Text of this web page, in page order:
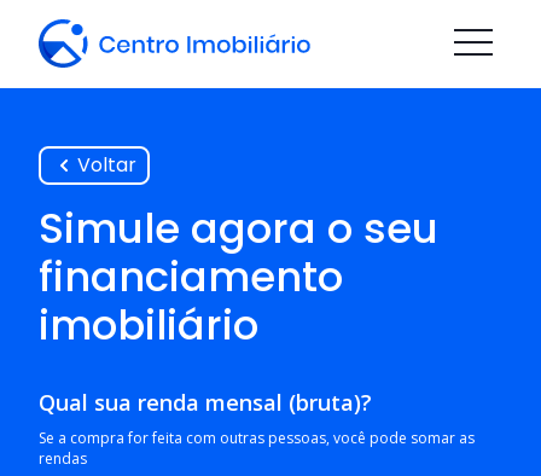
Voltar
Simule agora o seu
financiamento
imobiliário
Qual sua renda mensal (bruta)?
Se a compra for feita com outras pessoas, você pode somar as
rendas